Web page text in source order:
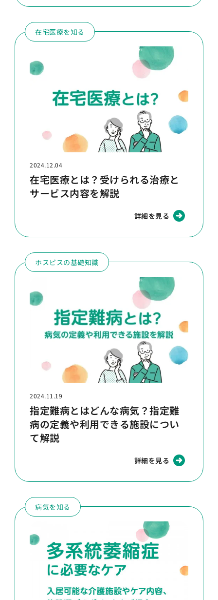
在宅医療を知る
2024.12.04
在宅医療とは？受けられる治療と
サービス内容を解説
詳細を見る
ホスピスの基礎知識
2024.11.19
指定難病とはどんな病気？指定難
病の定義や利用できる施設につい
て解説
詳細を見る
病気を知る